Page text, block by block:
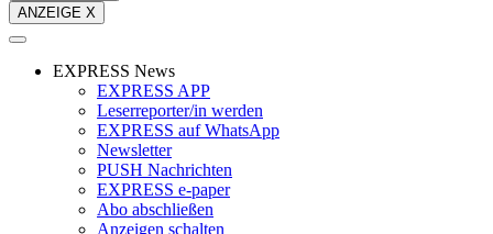
ANZEIGE X
EXPRESS News
EXPRESS APP
Leserreporter/in werden
EXPRESS auf WhatsApp
Newsletter
PUSH Nachrichten
EXPRESS e-paper
Abo abschließen
Anzeigen schalten